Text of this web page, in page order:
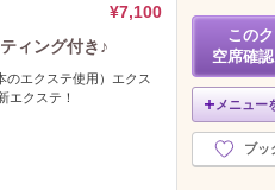
¥7,100
ィング付き♪
のエクステ使用）エクス
エクステ！
この
空席確
メニュー
ブッ